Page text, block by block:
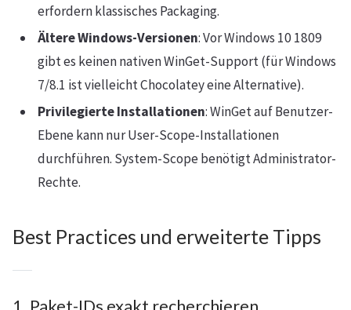
erfordern klassisches Packaging.
Ältere Windows-Versionen: Vor Windows 10 1809
gibt es keinen nativen WinGet-Support (für Windows
7/8.1 ist vielleicht Chocolatey eine Alternative).
Privilegierte Installationen: WinGet auf Benutzer-
Ebene kann nur User-Scope-Installationen
durchführen. System-Scope benötigt Administrator-
Rechte.
Best Practices und erweiterte Tipps
1. Paket-IDs exakt recherchieren